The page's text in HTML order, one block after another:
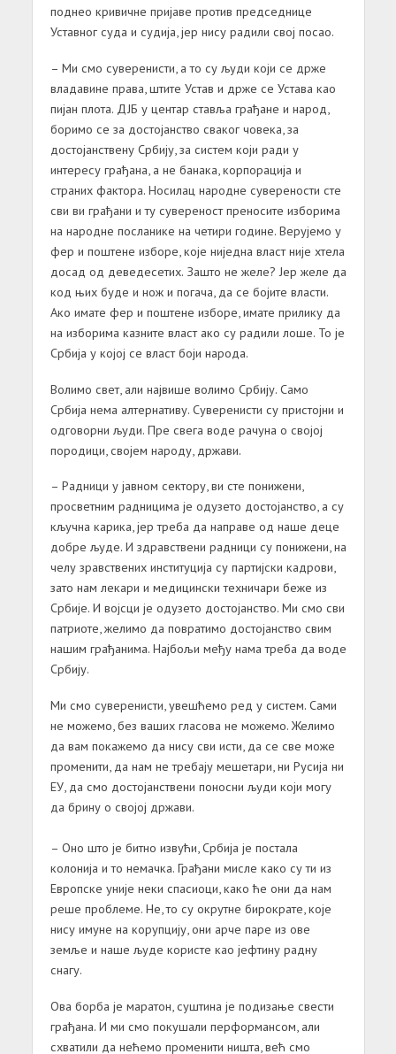
поднео кривичне пријаве против председнице
Уставног суда и судија, јер нису радили свој посао.
– Ми смо суверенисти, а то су људи који се држе
владавине права, штите Устав и држе се Устава као
пијан плота. ДЈБ у центар ставља грађане и народ,
боримо се за достојанство сваког човека, за
достојанствену Србију, за систем који ради у
интересу грађана, а не банака, корпорација и
страних фактора. Носилац народне суверености сте
сви ви грађани и ту сувереност преносите изборима
на народне посланике на четири године. Верујемо у
фер и поштене изборе, које ниједна власт није хтела
досад од деведесетих. Зашто не желе? Јер желе да
код њих буде и нож и погача, да се бојите власти.
Ако имате фер и поштене изборе, имате прилику да
на изборима казните власт ако су радили лоше. То је
Србија у којој се власт боји народа.
Волимо свет, али највише волимо Србију. Само
Србија нема алтернативу. Суверенисти су пристојни и
одговорни људи. Пре свега воде рачуна о својој
породици, својем народу, држави.
– Радници у јавном сектору, ви сте понижени,
просветним радницима је одузето достојанство, а су
кључна карика, јер треба да направе од наше деце
добре људе. И здравствени радници су понижени, на
челу зравствених институција су партијски кадрови,
зато нам лекари и медицински техничари беже из
Србије. И војсци је одузето достојанство. Ми смо сви
патриоте, желимо да повратимо достојанство свим
нашим грађанима. Најбољи међу нама треба да воде
Србију.
Ми смо суверенисти, увешћемо ред у систем. Сами
не можемо, без ваших гласова не можемо. Желимо
да вам покажемо да нису сви исти, да се све може
променити, да нам не требају мешетари, ни Русија ни
ЕУ, да смо достојанствени поносни људи који могу
да брину о својој држави.
– Оно што је битно извући, Србија је постала
колонија и то немачка. Грађани мисле како су ти из
Европске уније неки спасиоци, како ће они да нам
реше проблеме. Не, то су окрутне бирократе, које
нису имуне на корупцију, они арче паре из ове
земље и наше људе користе као јефтину радну
снагу.
Ова борба је маратон, суштина је подизање свести
грађана. И ми смо покушали перформансом, али
схватили да нећемо променити ништа, већ смо